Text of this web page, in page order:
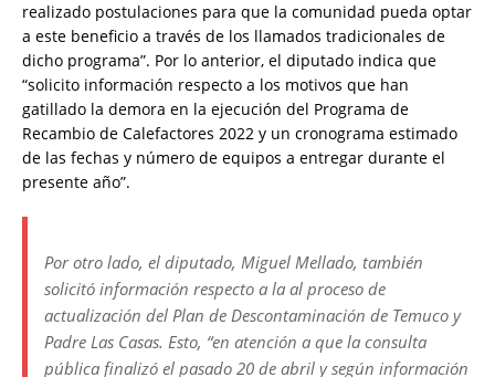
realizado postulaciones para que la comunidad pueda optar
a este beneficio a través de los llamados tradicionales de
dicho programa”. Por lo anterior, el diputado indica que
“solicito información respecto a los motivos que han
gatillado la demora en la ejecución del Programa de
Recambio de Calefactores 2022 y un cronograma estimado
de las fechas y número de equipos a entregar durante el
presente año”.
Por otro lado, el diputado, Miguel Mellado, también
solicitó información respecto a la al proceso de
actualización del Plan de Descontaminación de Temuco y
Padre Las Casas. Esto, “en atención a que la consulta
pública finalizó el pasado 20 de abril y según información